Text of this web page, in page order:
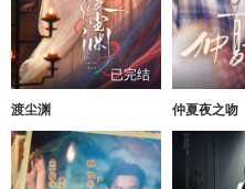
已完结
渡尘渊 仲夏夜之吻